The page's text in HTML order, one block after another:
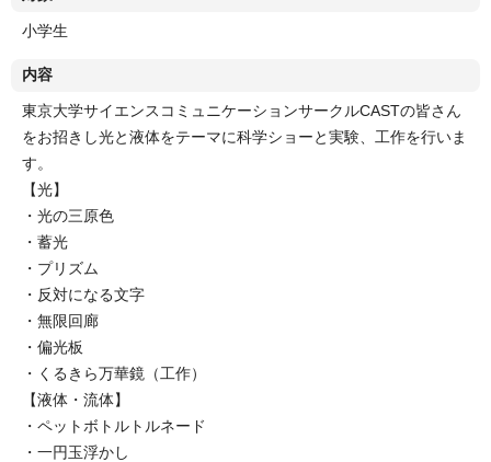
小学生
内容
東京大学サイエンスコミュニケーションサークルCASTの皆さん
をお招きし光と液体をテーマに科学ショーと実験、工作を行いま
す。
【光】
・光の三原色
・蓄光
・プリズム
・反対になる文字
・無限回廊
・偏光板
・くるきら万華鏡（工作）
【液体・流体】
・ペットボトルトルネード
・一円玉浮かし